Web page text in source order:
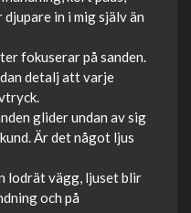
in i mig själv än
fokuserar på sanden.
detalj att varje
glider undan av sig
Är det något ljus
lodrät vägg, ljuset blir
och på